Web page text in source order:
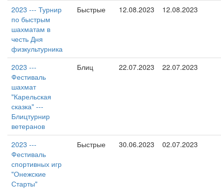
2023 --- Турнир
по быстрым
шахматам в
честь Дня
физкультурника
Быстрые 12.08.2023 12.08.2023
2023 ---
Фестиваль
шахмат
"Карельская
сказка" ---
Блицтурнир
ветеранов
Блиц 22.07.2023 22.07.2023
2023 ---
Фестиваль
спортивных игр
"Онежские
Старты"
Быстрые 30.06.2023 02.07.2023